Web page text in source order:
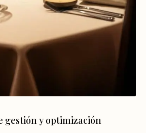
gestión y optimización